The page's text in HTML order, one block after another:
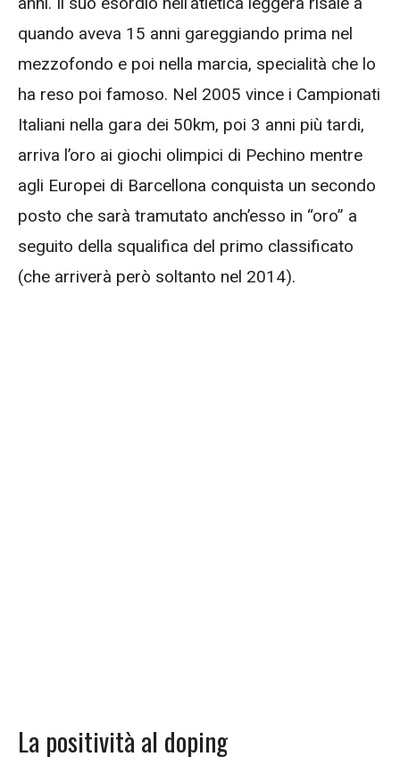
quando aveva 15 anni gareggiando prima nel
mezzofondo e poi nella marcia, specialità che lo
ha reso poi famoso. Nel 2005 vince i Campionati
Italiani nella gara dei 50km, poi 3 anni più tardi,
arriva l’oro ai giochi olimpici di Pechino mentre
agli Europei di Barcellona conquista un secondo
posto che sarà tramutato anch’esso in “oro” a
seguito della squalifica del primo classificato
(che arriverà però soltanto nel 2014).
La positività al doping